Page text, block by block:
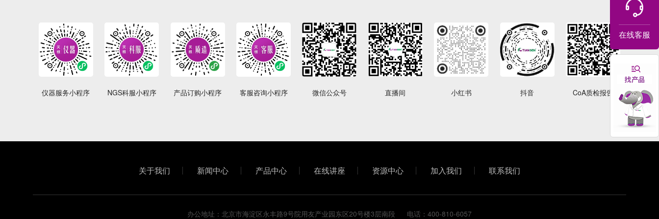
仪器服务小程序 NGS科服小程序 产品订购小程序 客服咨询小程序 微信公众号 直播间 小红书 抖音 CoA质检报告
关于我们 新闻中心 产品中心 在线讲座 资源中心 加入我们 联系我们
办公地址：北京市海淀区永丰路9号院用友产业园东区20号楼3层南段 电话：400-810-6057
在线客服